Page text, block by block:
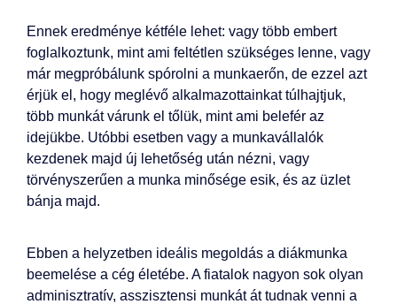
Ennek eredménye kétféle lehet: vagy több embert
foglalkoztunk, mint ami feltétlen szükséges lenne, vagy
már megpróbálunk spórolni a munkaerőn, de ezzel azt
érjük el, hogy meglévő alkalmazottainkat túlhajtjuk,
több munkát várunk el tőlük, mint ami belefér az
idejükbe. Utóbbi esetben vagy a munkavállalók
kezdenek majd új lehetőség után nézni, vagy
törvényszerűen a munka minősége esik, és az üzlet
bánja majd.
Ebben a helyzetben ideális megoldás a diákmunka
beemelése a cég életébe. A fiatalok nagyon sok olyan
adminisztratív, asszisztensi munkát át tudnak venni a